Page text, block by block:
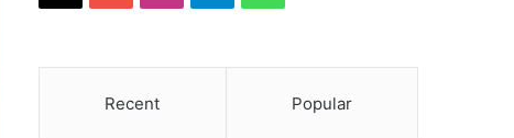
Recent Popular